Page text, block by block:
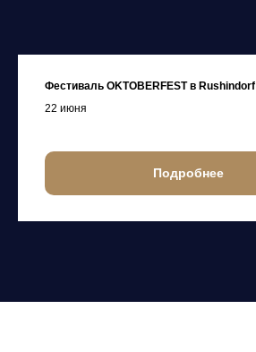
Фестиваль OKTOBERFEST в Rushindorf
22 июня
Подробнее